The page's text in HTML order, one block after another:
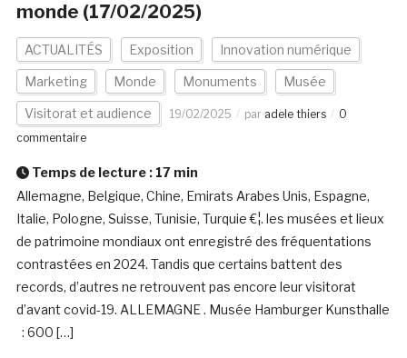
monde (17/02/2025)
ACTUALITÉS Exposition Innovation numérique
Marketing Monde Monuments Musée
Visitorat et audience 19/02/2025 par adele thiers
0
commentaire
Temps de lecture : 17 min
Allemagne, Belgique, Chine, Emirats Arabes Unis, Espagne,
Italie, Pologne, Suisse, Tunisie, Turquie €¦. les musées et lieux
de patrimoine mondiaux ont enregistré des fréquentations
contrastées en 2024. Tandis que certains battent des
records, d’autres ne retrouvent pas encore leur visitorat
d’avant covid-19. ALLEMAGNE . Musée Hamburger Kunsthalle
: 600 […]